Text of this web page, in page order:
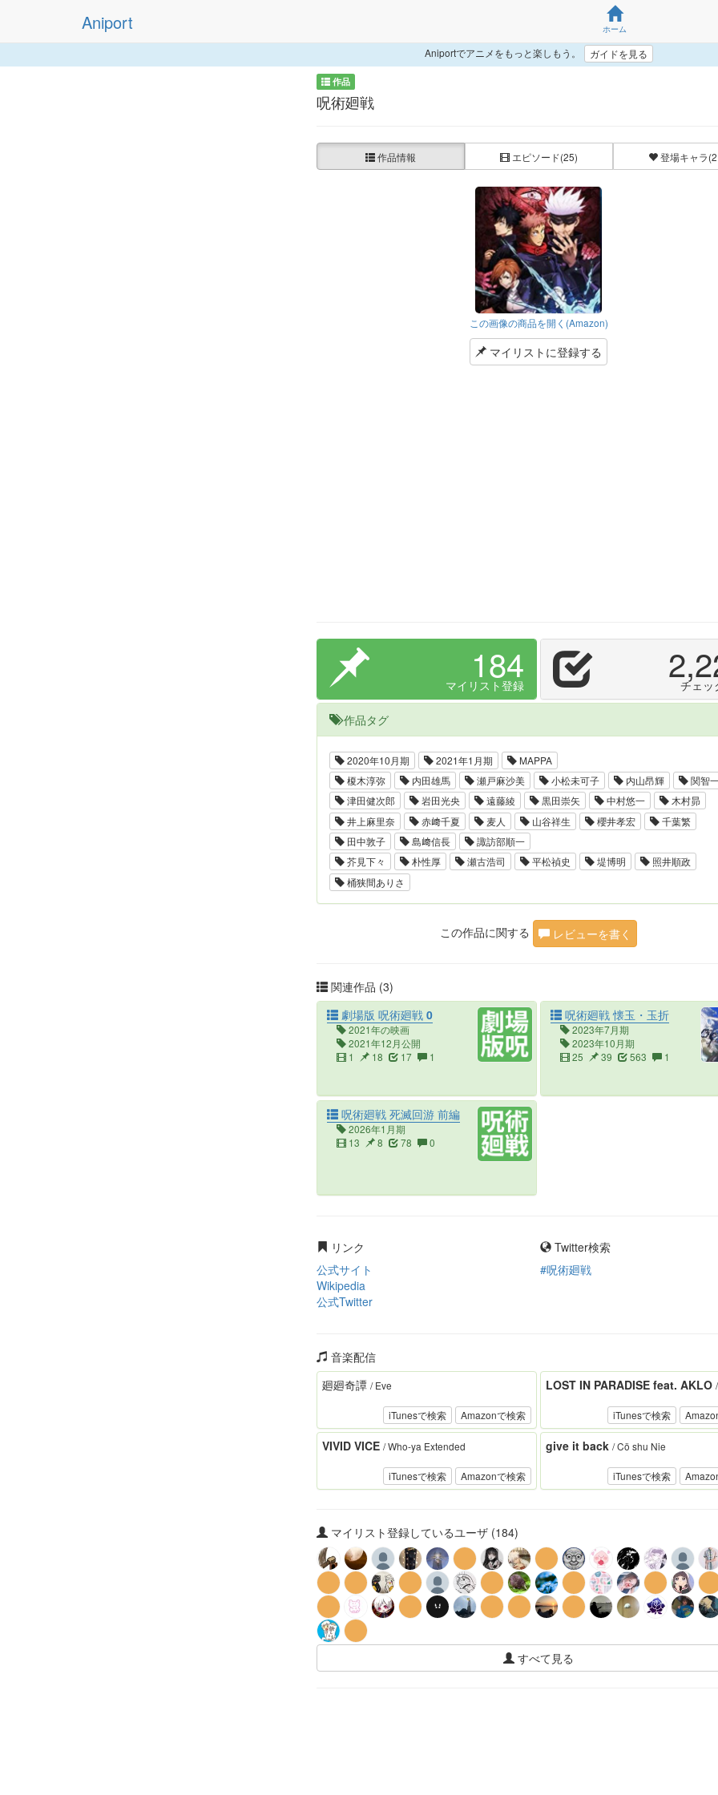
Aniport ホーム
Aniportでアニメをもっと楽しもう。 ガイドを見る
作品
呪術廻戦
作品情報 エピソード(25) 登場キャラ
この画像の商品を開く(Amazon)
マイリストに登録する
184
マイリスト登録 チェッ
作品タグ
2020年10月期 2021年1月期
MAPPA
榎木淳弥
内田雄馬 瀬戸麻沙美 小松未可子 内山昂輝
関智
津田健次郎
岩田光央 遠藤綾 黒田崇矢 中村悠一
木村昴
井上麻里奈
赤﨑千夏 麦人 山谷祥生 櫻井孝宏
千葉繁
田中敦子
島﨑信長
諏訪部順一
芥見下々
朴性厚 瀬古浩司 平松禎史 堤博明
照井順政
桶狭間ありさ
この作品に関する レビューを書く
関連作品 (3)
劇場版 呪術廻戦 0
2021年の映画
2021年12月公開
1
18 17 1
呪術廻戦 懐玉・玉折
2023年7月期
2023年10月期
25
39 563 1
呪術廻戦 死滅回游 前編
2026年1月期
13
8 78 0
リンク
公式サイト
Wikipedia
公式Twitter
Twitter検索
#呪術廻戦
音楽配信
iTunesで検索 Amazonで検索
廻廻奇譚 / Eve
iTunesで検索
LOST IN PARADISE feat. AKLO
iTunesで検索 Amazonで検索
VIVID VICE / Who-ya Extended
iTunesで検索
give it back / Cö shu Nie
マイリスト登録しているユーザ (184)
すべて見る